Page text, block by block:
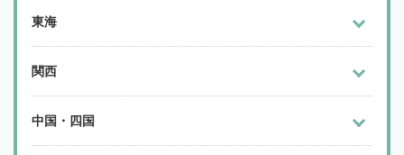
東海
関西
中国・四国